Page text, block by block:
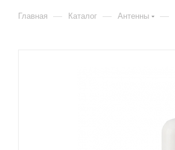
Главная — Каталог — Антенны —